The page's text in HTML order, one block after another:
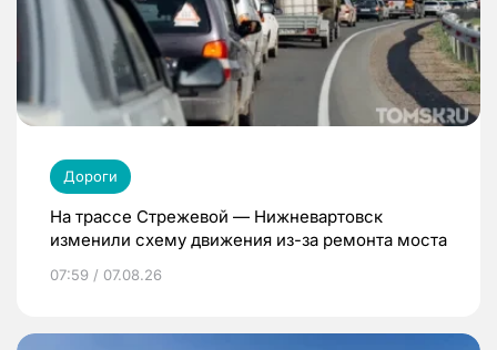
Дороги
На трассе Стрежевой — Нижневартовск
изменили схему движения из-за ремонта моста
07:59 / 07.08.26